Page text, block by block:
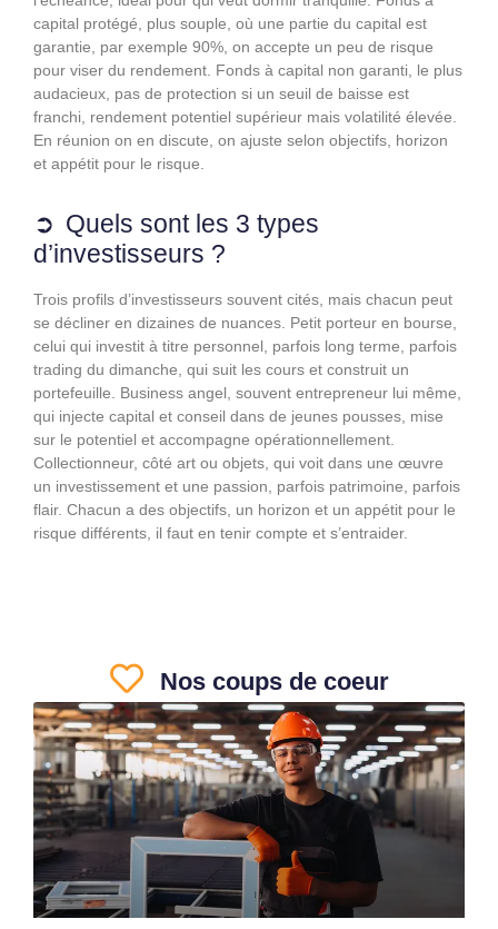
capital protégé, plus souple, où une partie du capital est
garantie, par exemple 90%, on accepte un peu de risque
pour viser du rendement. Fonds à capital non garanti, le plus
audacieux, pas de protection si un seuil de baisse est
franchi, rendement potentiel supérieur mais volatilité élevée.
En réunion on en discute, on ajuste selon objectifs, horizon
et appétit pour le risque.
Quels sont les 3 types
d’investisseurs ?
Trois profils d’investisseurs souvent cités, mais chacun peut
se décliner en dizaines de nuances. Petit porteur en bourse,
celui qui investit à titre personnel, parfois long terme, parfois
trading du dimanche, qui suit les cours et construit un
portefeuille. Business angel, souvent entrepreneur lui même,
qui injecte capital et conseil dans de jeunes pousses, mise
sur le potentiel et accompagne opérationnellement.
Collectionneur, côté art ou objets, qui voit dans une œuvre
un investissement et une passion, parfois patrimoine, parfois
flair. Chacun a des objectifs, un horizon et un appétit pour le
risque différents, il faut en tenir compte et s’entraider.
Nos coups de coeur